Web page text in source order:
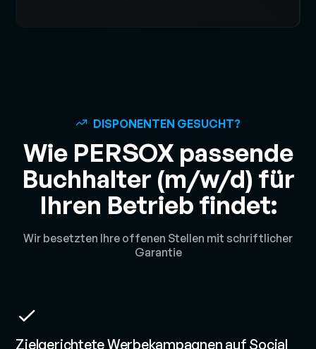
DISPONENTEN GESUCHT?
Wie PERSOX passende
Buchhalter (m/w/d) für
Ihren Betrieb findet:
Wir besetzten Ihre offenen Stellen mit schriftlicher
Garantie
Zielgerichtete Werbekampagnen auf Social